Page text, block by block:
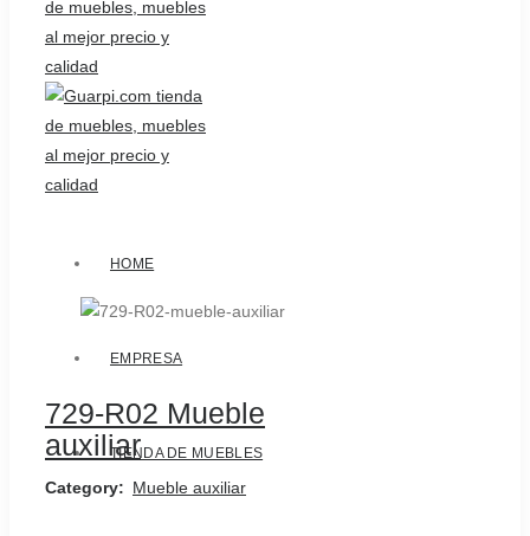
HOME
EMPRESA
TIENDA DE MUEBLES
Proyectos
Página principal / Mueble auxiliar
729-R02 Mueble
auxiliar
Category: Mueble auxiliar